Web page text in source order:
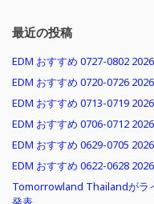
最近の投稿
EDM おすすめ 0727-0802 2026
EDM おすすめ 0720-0726 2026
EDM おすすめ 0713-0719 2026
EDM おすすめ 0706-0712 2026
EDM おすすめ 0629-0705 2026
EDM おすすめ 0622-0628 2026
Tomorrowland Thailandがラ